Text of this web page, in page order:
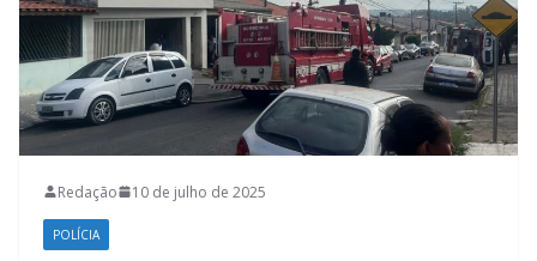
Redação 10 de julho de 2025
POLÍCIA